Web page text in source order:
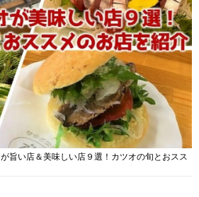
旨い店＆美味しい店９選！カツオの旬とおスス